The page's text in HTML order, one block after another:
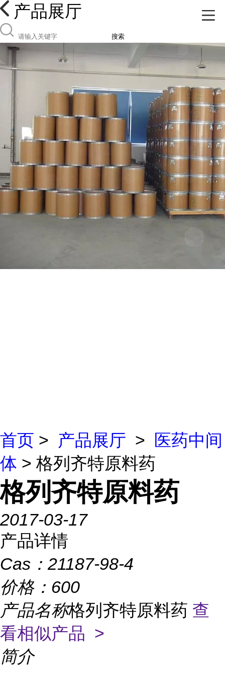
产品展厅
搜索
首页 > 产品展厅 >
医药中间
体 > 格列齐特原料药
格列齐特原料药
2017-03-17
产品详情
Cas： 21187-98-4
价格： 600
产品名称格列齐特原料药 查
看相似产品 >
简介